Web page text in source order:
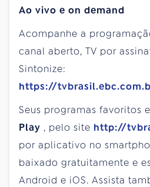
Ao vivo e on demand
Acompanhe a
canal aberto, TV por
Sintonize:
https://
Seus programas favoritos
Play , pelo site http://
por aplicativo no
baixado gratuitamente e
Android e iOS. Assista